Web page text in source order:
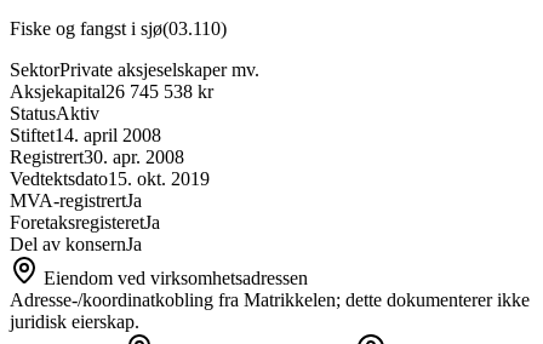
Fiske og fangst i sjø(03.110)
SektorPrivate aksjeselskaper mv.
Aksjekapital26 745 538 kr
StatusAktiv
Stiftet14. april 2008
Registrert30. apr. 2008
Vedtektsdato15. okt. 2019
MVA-registrertJa
ForetaksregisteretJa
Del av konsernJa
Eiendom ved virksomhetsadressen
Adresse-/koordinatkobling fra Matrikkelen; dette dokumenterer ikke
juridisk eierskap.